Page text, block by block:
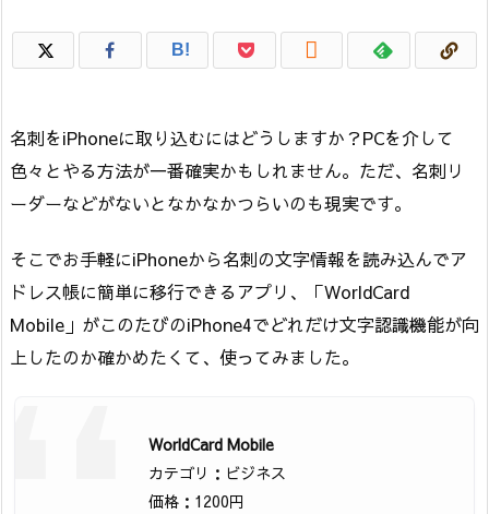
B! 
名刺をiPhoneに取り込むにはどうしますか？PCを介して
色々とやる方法が一番確実かもしれません。ただ、名刺リ
ーダーなどがないとなかなかつらいのも現実です。
そこでお手軽にiPhoneから名刺の文字情報を読み込んでア
ドレス帳に簡単に移行できるアプリ、「WorldCard
Mobile」がこのたびのiPhone4でどれだけ文字認識機能が向
上したのか確かめたくて、使ってみました。
WorldCard Mobile
カテゴリ：ビジネス
価格：1200円